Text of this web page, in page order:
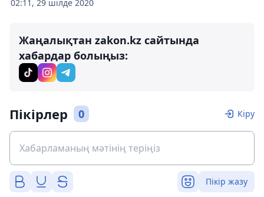
02:11, 29 шілде 2020
Жаңалықтан zakon.kz сайтында
хабардар болыңыз:
Пікірлер 0 Кіру
Пікір жазу